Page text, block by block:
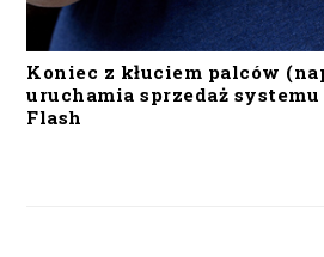
Koniec z kłuciem palców
uruchamia sprzedaż
Flash